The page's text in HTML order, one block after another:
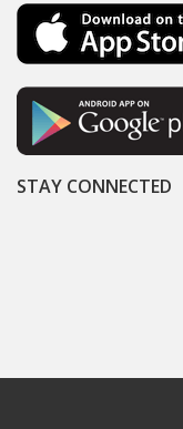
STAY CONNECTED